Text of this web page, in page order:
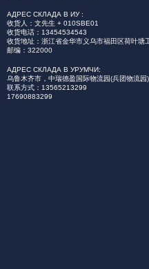
АДРЕС СКЛАДА В ИУ :
收货人：文先生 + 010SBE01
收货电话：13454534543
收货地址：浙江省金华市义乌市福田区荷叶
邮编：322000
АДРЕС СКЛАДА В УРУМЧИ:
乌鲁木齐市，中瑞德盈国际物流园(兵团物流
联系方式：13565213299
17690883299